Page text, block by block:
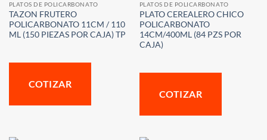
PLATOS DE POLICARBONATO
TAZON FRUTERO
POLICARBONATO 11CM / 110
ML (150 PIEZAS POR CAJA) TP
COTIZAR
PLATOS DE POLICARBONATO
PLATO CEREALERO CHICO
POLICARBONATO
14CM/400ML (84 PZS POR
CAJA)
COTIZAR